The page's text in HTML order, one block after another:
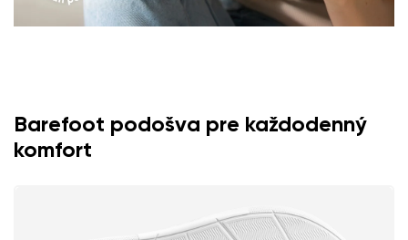
Barefoot podošva pre každodenný
komfort
Pridať hodnotenie